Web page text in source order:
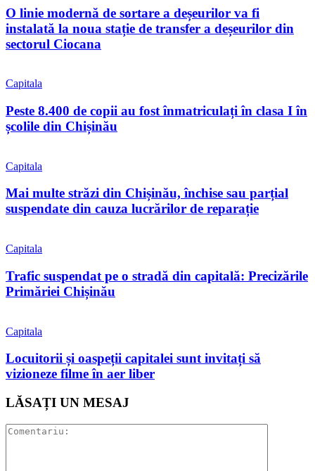
O linie modernă de sortare a deșeurilor va fi
instalată la noua stație de transfer a deșeurilor din
sectorul Ciocana
Capitala
Peste 8.400 de copii au fost înmatriculați în clasa I în
școlile din Chișinău
Capitala
Mai multe străzi din Chișinău, închise sau parțial
suspendate din cauza lucrărilor de reparație
Capitala
Trafic suspendat pe o stradă din capitală: Precizările
Primăriei Chișinău
Capitala
Locuitorii și oaspeții capitalei sunt invitați să
vizioneze filme în aer liber
LĂSAȚI UN MESAJ